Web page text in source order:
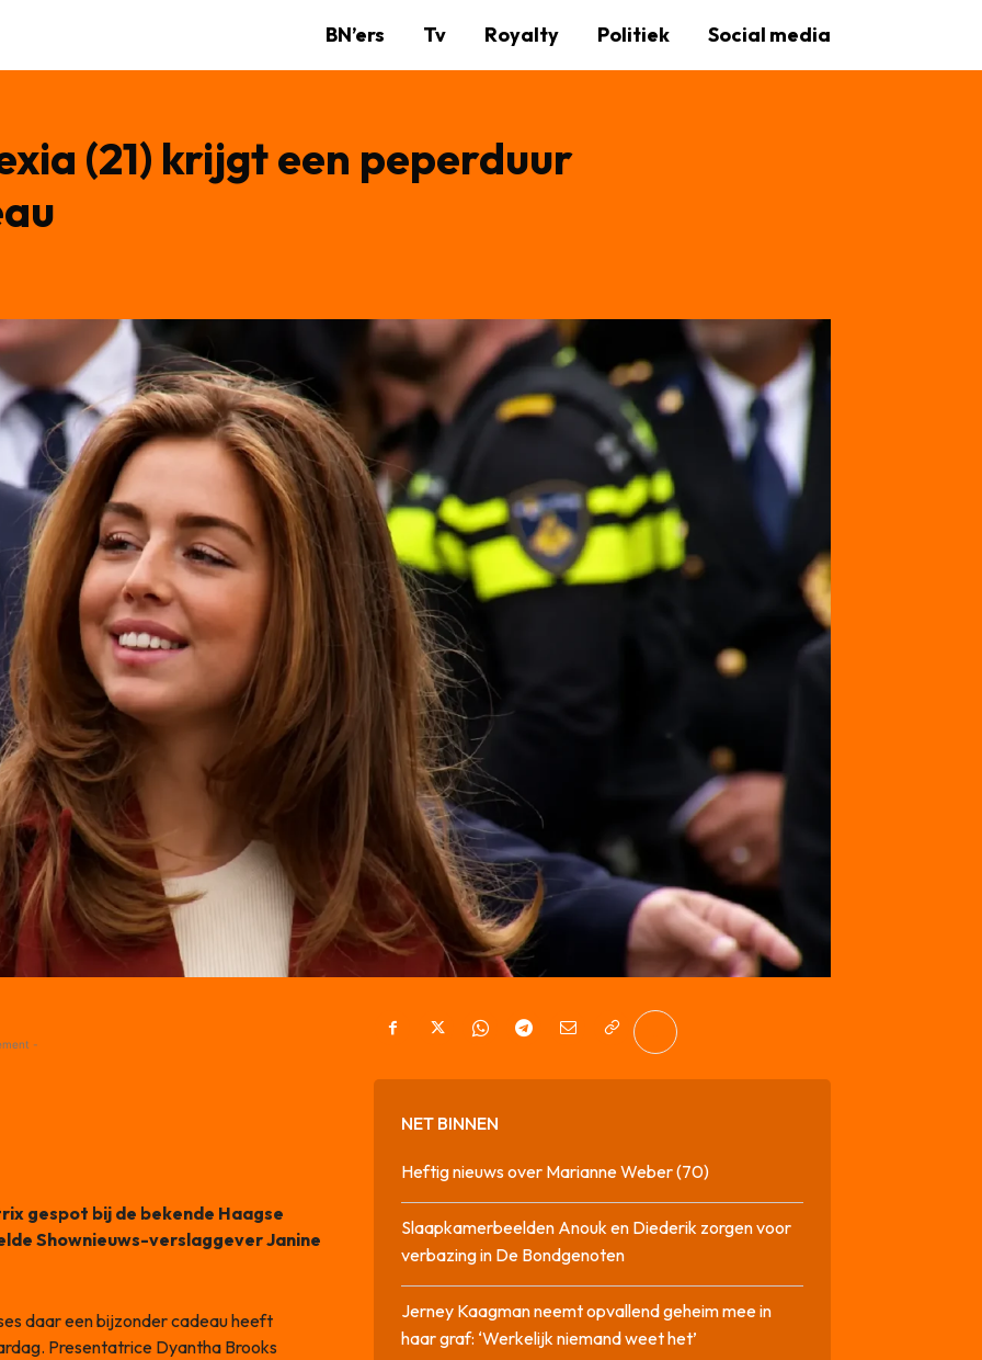
BN’ers Tv Royalty Politiek Social media
(21) krijgt een peperduur
-
gespot bij de bekende Haagse
Shownieuws-verslaggever Janine
daar een bijzonder cadeau heeft
Presentatrice Dyantha Brooks
NET BINNEN
Heftig nieuws over Marianne Weber (70)
Slaapkamerbeelden Anouk en Diederik zorgen voor
verbazing in De Bondgenoten
Jerney Kaagman neemt opvallend geheim mee in
haar graf: ‘Werkelijk niemand weet het’